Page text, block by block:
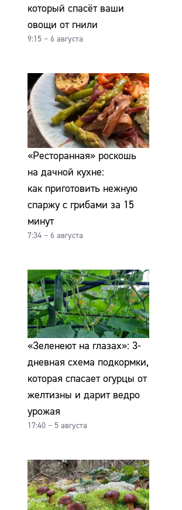
который спасёт ваши
овощи от гнили
9:15 – 6 августа
«Ресторанная» роскошь
на дачной кухне:
как приготовить нежную
спаржу с грибами за 15
минут
7:34 – 6 августа
«Зеленеют на глазах»: 3-
дневная схема подкормки,
которая спасает огурцы от
желтизны и дарит ведро
урожая
17:40 – 5 августа